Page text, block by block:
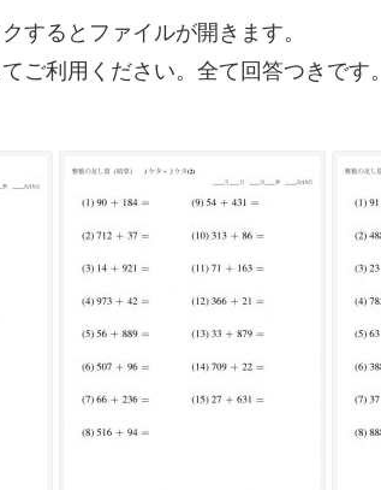
するとファイルが開きます。
ご利用ください。全て回答つきです。